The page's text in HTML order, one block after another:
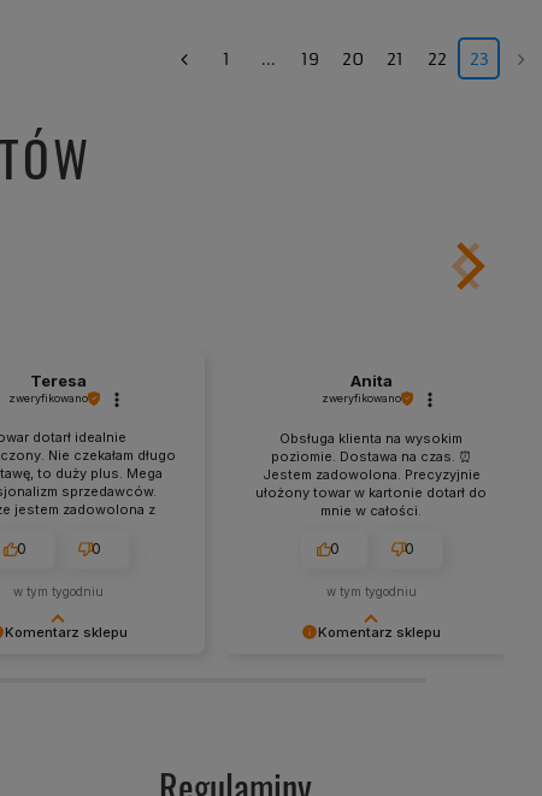
1 ... 19 20 21 22 23
Komentarz sklepu
Teresa
zweryfikowano
dotarł idealnie
Nie czekałam długo
to duży plus. Mega
sprzedawców.
jestem zadowolona z
0 0
w tym tygodniu
Komentarz sklepu
Anita
zweryfikowano
Obsługa klienta na wysokim
poziomie. Dostawa na czas. ⏰
Jestem zadowolona. Precyzyjnie
ułożony towar w kartonie dotarł do
mnie w całości.
0 0
w tym tygodniu